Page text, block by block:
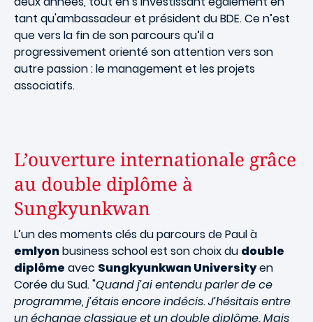
tant qu'ambassadeur et président du BDE. Ce n’est
que vers la fin de son parcours qu’il a
progressivement orienté son attention vers son
autre passion : le management et les projets
associatifs.
L’ouverture internationale grâce
au double diplôme à
Sungkyunkwan
L’un des moments clés du parcours de Paul à
emlyonbusiness school est son choix du double
diplôme avec Sungkyunkwan Universityen
Corée du Sud. "Quand j’ai entendu parler de ce
programme, j’étais encore indécis. J’hésitais entre
un échange classique et un double diplôme. Mais